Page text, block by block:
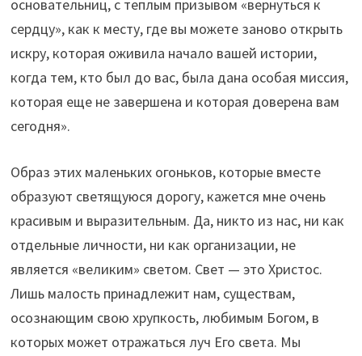
основательниц, с теплым призывом «вернуться к
сердцу», как к месту, где вы можете заново открыть
искру, которая оживила начало вашей истории,
когда тем, кто был до вас, была дана особая миссия,
которая еще не завершена и которая доверена вам
сегодня».
Образ этих маленьких огоньков, которые вместе
образуют светящуюся дорогу, кажется мне очень
красивым и выразительным. Да, никто из нас, ни как
отдельные личности, ни как организации, не
является «великим» светом. Свет — это Христос.
Лишь малость принадлежит нам, существам,
осознающим свою хрупкость, любимым Богом, в
которых может отражаться луч Его света. Мы